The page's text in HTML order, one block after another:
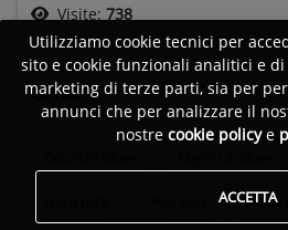
Visite: 738
Generi
Rock
Utilizziamo cookie tecnici per
sito e cookie funzionali analitici e
marketing di terze parti, sia per
annunci che per analizzare il
nostre cookie policye
ACCETTA